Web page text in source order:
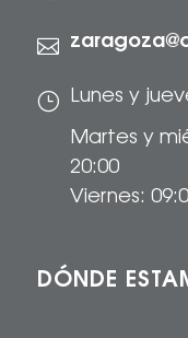

} Lunes y
Martes y
20:00
Viernes:
DÓNDE